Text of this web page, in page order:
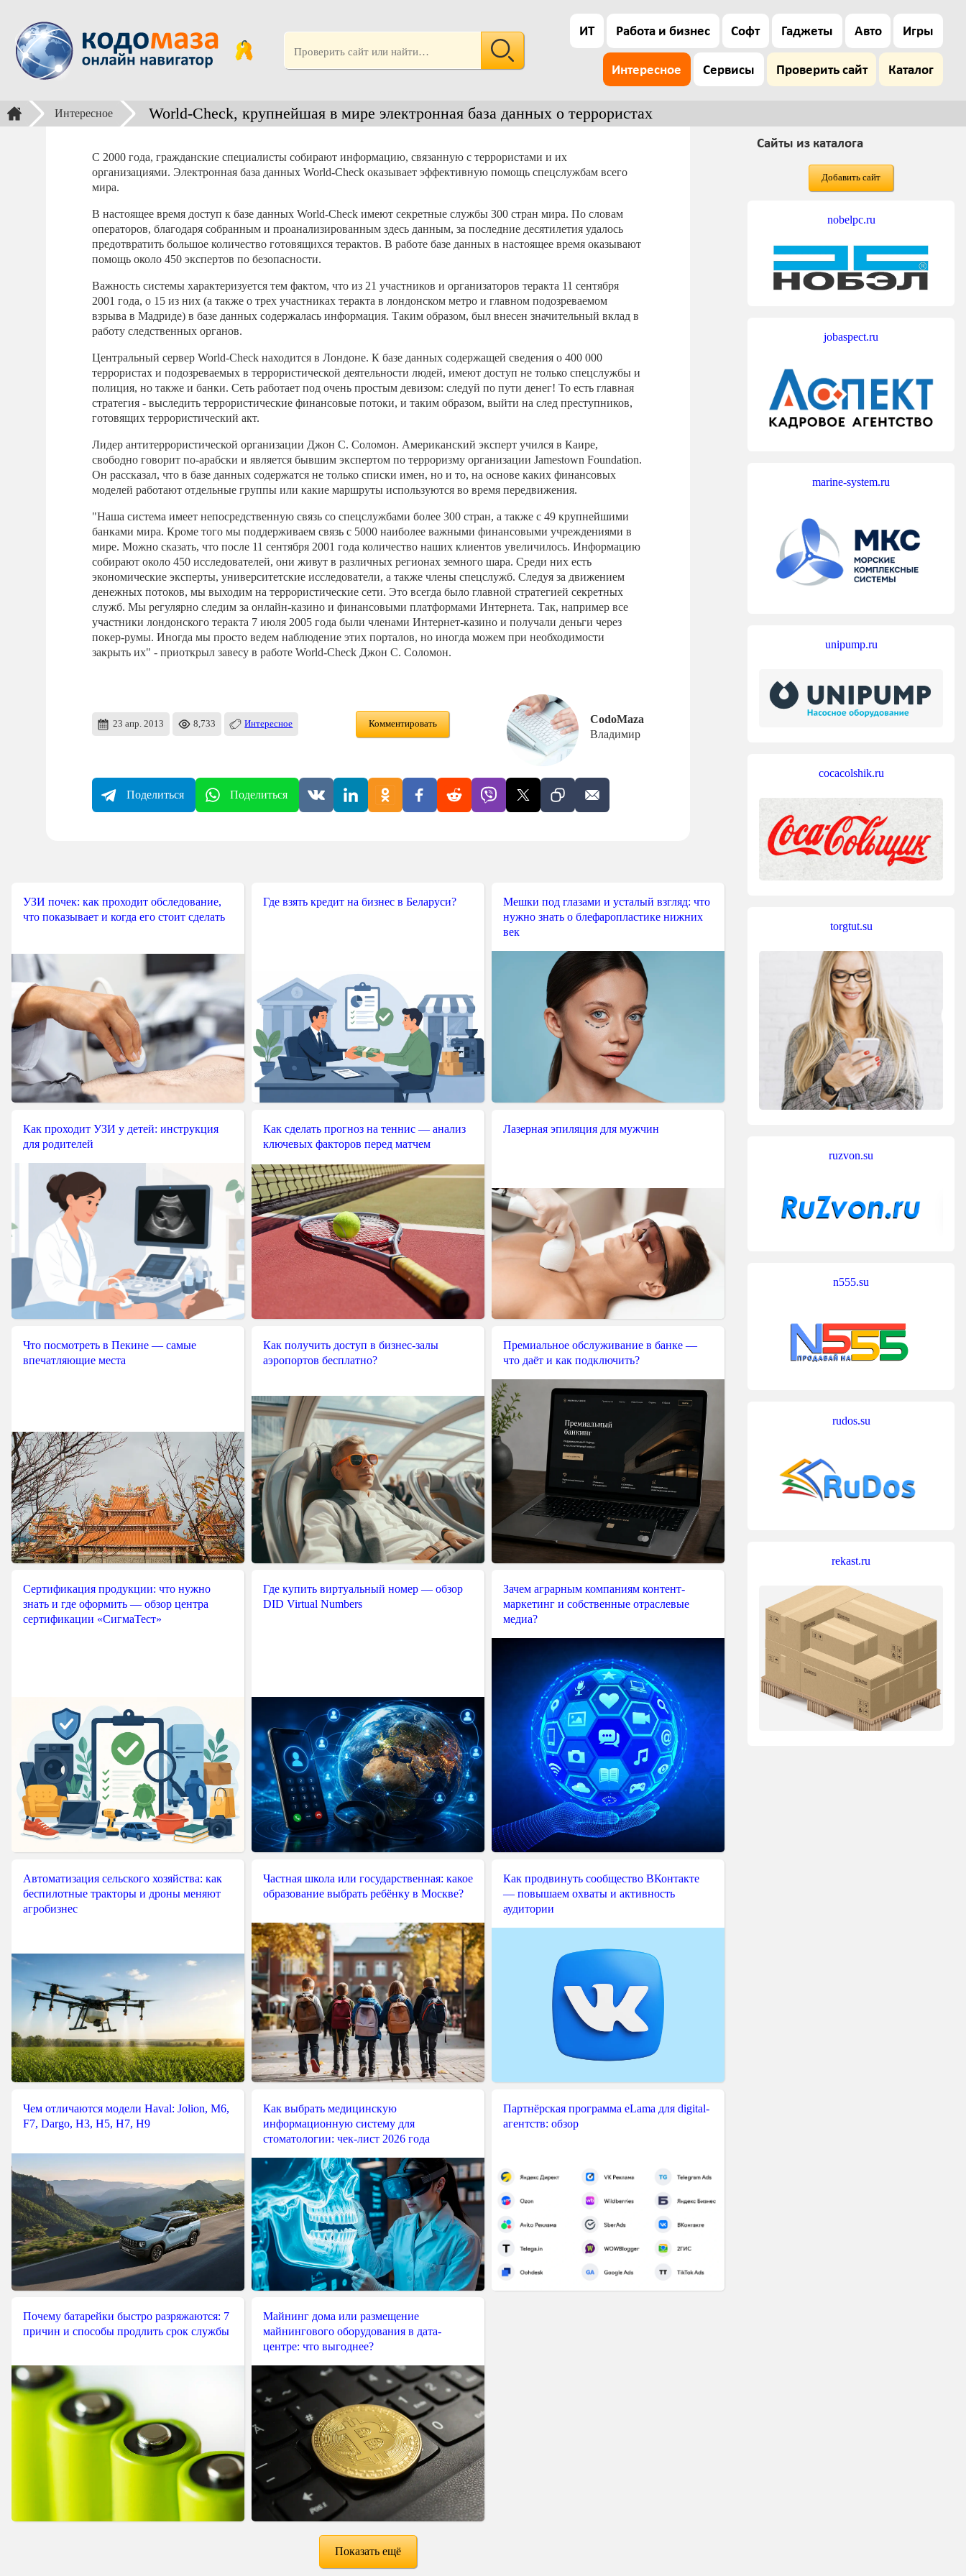
ИТ Работа и бизнес Софт Гаджеты Авто Игры
Интересное Сервисы Проверить сайт Каталог
Интересное World-Check, крупнейшая в мире электронная база данных о террористах
С 2000 года, гражданские специалисты собирают информацию, связанную с террористами и их
организациями. Электронная база данных World-Check оказывает эффективную помощь спецслужбам всего
мира.
В настоящее время доступ к базе данных World-Check имеют секретные службы 300 стран мира. По словам
операторов, благодаря собранным и проанализированным здесь данным, за последние десятилетия удалось
предотвратить большое количество готовящихся терактов. В работе базе данных в настоящее время оказывают
помощь около 450 экспертов по безопасности.
Важность системы характеризуется тем фактом, что из 21 участников и организаторов теракта 11 сентября
2001 года, о 15 из них (а также о трех участниках теракта в лондонском метро и главном подозреваемом
взрыва в Мадриде) в базе данных содержалась информация. Таким образом, был внесен значительный вклад в
работу следственных органов.
Центральный сервер World-Check находится в Лондоне. К базе данных содержащей сведения о 400 000
террористах и подозреваемых в террористической деятельности людей, имеют доступ не только спецслужбы и
полиция, но также и банки. Сеть работает под очень простым девизом: следуй по пути денег! То есть главная
стратегия - выследить террористические финансовые потоки, и таким образом, выйти на след преступников,
готовящих террористический акт.
Лидер антитеррористической организации Джон С. Соломон. Американский эксперт учился в Каире,
свободно говорит по-арабски и является бывшим экспертом по терроризму организации Jamestown Foundation.
Он рассказал, что в базе данных содержатся не только списки имен, но и то, на основе каких финансовых
моделей работают отдельные группы или какие маршруты используются во время передвижения.
"Наша система имеет непосредственную связь со спецслужбами более 300 стран, а также с 49 крупнейшими
банками мира. Кроме того мы поддерживаем связь с 5000 наиболее важными финансовыми учреждениями в
мире. Можно сказать, что после 11 сентября 2001 года количество наших клиентов увеличилось. Информацию
собирают около 450 исследователей, они живут в различных регионах земного шара. Среди них есть
экономические эксперты, университетские исследователи, а также члены спецслужб. Следуя за движением
денежных потоков, мы выходим на террористические сети. Это всегда было главной стратегией секретных
служб. Мы регулярно следим за онлайн-казино и финансовыми платформами Интернета. Так, например все
участники лондонского теракта 7 июля 2005 года были членами Интернет-казино и получали деньги через
покер-румы. Иногда мы просто ведем наблюдение этих порталов, но иногда можем при необходимости
закрыть их" - приоткрыл завесу в работе World-Check Джон С. Соломон.
23 апр. 2013 8,733 Интересное Комментировать
CodoMaza
Владимир
Поделиться Поделиться
УЗИ почек: как проходит обследование,
что показывает и когда его стоит сделать
Где взять кредит на бизнес в Беларуси?
Мешки под глазами и усталый взгляд: что
нужно знать о блефаропластике нижних
век
Как проходит УЗИ у детей: инструкция
для родителей
Как сделать прогноз на теннис — анализ
ключевых факторов перед матчем
Лазерная эпиляция для мужчин
Что посмотреть в Пекине — самые
впечатляющие места
Как получить доступ в бизнес-залы
аэропортов бесплатно?
Премиальное обслуживание в банке —
что даёт и как подключить?
Сертификация продукции: что нужно
знать и где оформить — обзор центра
сертификации «СигмаТест»
Где купить виртуальный номер — обзор
DID Virtual Numbers
Зачем аграрным компаниям контент-
маркетинг и собственные отраслевые
медиа?
Автоматизация сельского хозяйства: как
беспилотные тракторы и дроны меняют
агробизнес
Частная школа или государственная: какое
образование выбрать ребёнку в Москве?
Как продвинуть сообщество ВКонтакте
— повышаем охваты и активность
аудитории
Чем отличаются модели Haval: Jolion, M6,
F7, Dargo, H3, H5, H7, H9
Как выбрать медицинскую
информационную систему для
стоматологии: чек-лист 2026 года
Партнёрская программа eLama для digital-
агентств: обзор
Почему батарейки быстро разряжаются: 7
причин и способы продлить срок службы
Майнинг дома или размещение
майнингового оборудования в дата-
центре: что выгоднее?
Показать ещё
Сайты из каталога
Добавить сайт
nobelpc.ru
jobaspect.ru
marine-system.ru
unipump.ru
cocacolshik.ru
torgtut.su
ruzvon.su
n555.su
rudos.su
rekast.ru